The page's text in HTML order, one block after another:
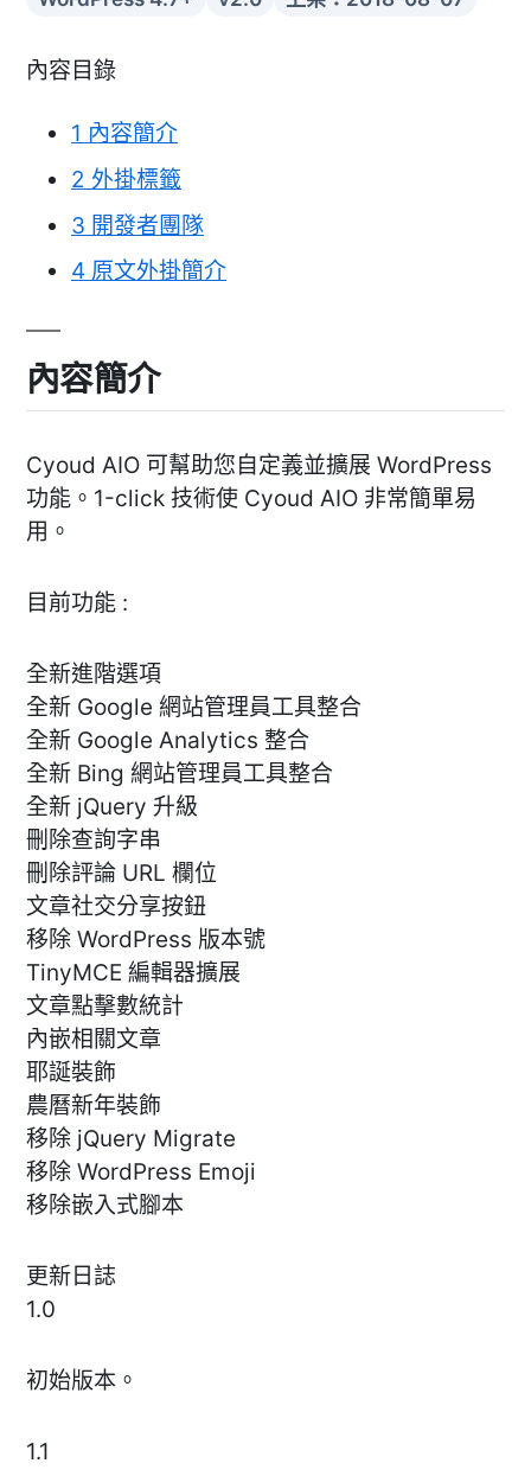
內容目錄
1 內容簡介
2 外掛標籤
3 開發者團隊
4 原文外掛簡介
內容簡介
Cyoud AIO 可幫助您自定義並擴展 WordPress
功能。1-click 技術使 Cyoud AIO 非常簡單易
用。
目前功能 :
全新進階選項
全新 Google 網站管理員工具整合
全新 Google Analytics 整合
全新 Bing 網站管理員工具整合
全新 jQuery 升級
刪除查詢字串
刪除評論 URL 欄位
文章社交分享按鈕
移除 WordPress 版本號
TinyMCE 編輯器擴展
文章點擊數統計
內嵌相關文章
耶誕裝飾
農曆新年裝飾
移除 jQuery Migrate
移除 WordPress Emoji
移除嵌入式腳本
更新日誌
1.0
初始版本。
1.1